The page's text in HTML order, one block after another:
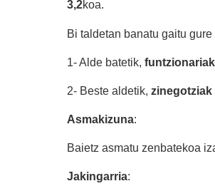
3,2koa.
Bi taldetan banatu gaitu gure
1- Alde batetik,
2- Beste aldetik, zinegotziak
Asmakizuna:
Baietz asmatu zenbatekoa
Jakingarria: